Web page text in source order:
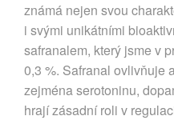
známá nejen svou
i svými unikátními
safranalem, který jsme v
0,3 %. Safranal ovlivňuje
zejména serotoninu,
hrají zásadní roli v